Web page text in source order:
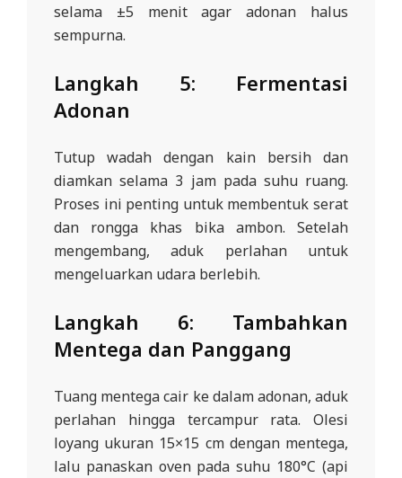
selama ±5 menit agar adonan halus
sempurna.
Langkah 5: Fermentasi
Adonan
Tutup wadah dengan kain bersih dan
diamkan selama 3 jam pada suhu ruang.
Proses ini penting untuk membentuk serat
dan rongga khas bika ambon. Setelah
mengembang, aduk perlahan untuk
mengeluarkan udara berlebih.
Langkah 6: Tambahkan
Mentega dan Panggang
Tuang mentega cair ke dalam adonan, aduk
perlahan hingga tercampur rata. Olesi
loyang ukuran 15×15 cm dengan mentega,
lalu panaskan oven pada suhu 180°C (api